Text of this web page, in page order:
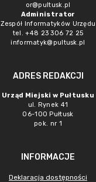
or@pultusk.pl
Administrator
Zespół Informatyków Urzędu
tel. +48 23 306 72 25
informatyk@pultusk.pl
ADRES REDAKCJI
Urząd Miejski w Pułtusku
ul. Rynek 41
06-100 Pułtusk
pok. nr 1
INFORMACJE
Deklaracja dostępności